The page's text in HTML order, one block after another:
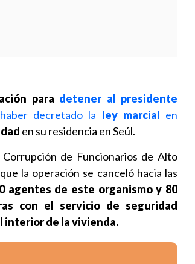
para detener al presidente
decretado la ley marcial en
en su residencia en Seúl.
de Funcionarios de Alto
la operación se canceló hacia las
agentes de este organismo y 80
con el servicio de seguridad
interior de la vivienda.